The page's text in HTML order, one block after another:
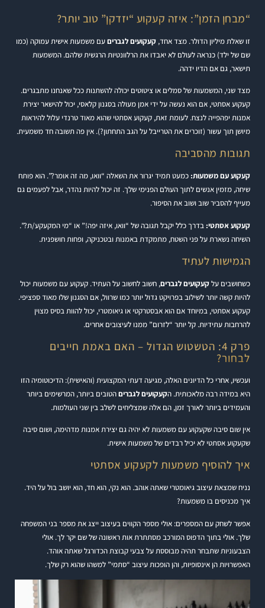
“מבחן הזמן”: איזה קעקוע “יזדקן” טוב יותר?
זו שאלת מיליון הדולר. מצד אחד, קעקועים לגבריםעם משמעות אישית עמוקה (כמו
שם של ילד) כנראה לעולם לא יאבדו את הרלוונטיות הרגשית שלהם. המשמעות
תישאר, גם אם הדיו ידהה.
מצד שני, המשמעות של סמלים או ציטוטים יכולה להשתנות ככל שאנחנו מתבגרים.
קעקוע אסתטי, אם הוא נעשה על ידי אמן מעולה בסגנון קלאסי, יכול להישאר יצירת
אמנות יפהפייה לנצח. לעומת זאת, קעקוע אסתטי שהוא מאוד טרנדי עלול להיראות
מיושן תוך עשור (זוכרים את הטרייבל על הגב התחתון?). אין פה תשובה חד משמעית.
תגובות מהסביבה
קעקוע עם משמעות: כמעט תמיד יגרור את השאלה “וואו, מה זה אומר?”. הוא פותח
שיחה, מזמין אנשים לתוך העולם הפנימי שלך. זה יכול להיות נהדר, אבל לפעמים גם
מעייף להסביר שוב ושוב את הסיפור.
קעקוע אסתטי: בדרך כלל יקבל תגובה של “וואו, איזה יפה!” או “מי המקעקע/ת?”.
השיחה נשארת על פני השטח, מתמקדת באמנות ובטכניקה, ופחות חושפנית.
הגמישות לעתיד
כשחושבים עלקעקועים לגברים, חשוב לחשוב על העתיד. קעקוע עם משמעות יכול
להיות קשה יותר לשילוב בפרויקט גדול יותר כמו שרוול, אם הסגנון שלו מאוד ספציפי.
קעקוע אסתטי, במיוחד אם הוא אבסטרקטי או גיאומטרי, יכול להוות בסיס מצוין
להרחבות עתידיות. קל יותר “לזרום” ממנו לעיצובים אחרים.
פרק 4: הטשטוש הגדול – האם באמת חייבים
לבחור?
ועכשיו, אחרי כל הדיונים האלה, מגיעה דעתי המקצועית (והאישית): הדיכוטומיה הזו
היא במידה רבה מלאכותית. הקעקועים לגבריםהטובים ביותר, המרשימים ביותר
והעמידים ביותר לאורך זמן, הם אלה שמצליחים לשלב בין שני העולמות.
אין שום סיבה שקעקוע עם משמעות לא יהיה גם יצירת אמנות מדהימה, ושום סיבה
שקעקוע אסתטי לא יכיל רבדים של משמעות אישית.
איך להוסיף משמעות לקעקוע אסתטי
נניח שמצאת עיצוב גיאומטרי שאתה אוהב. הוא נקי, הוא חד, הוא יושב בול על היד.
איך מכניסים בו משמעות?
אפשר לשחק עם המספרים: אולי מספר הקווים בעיצוב ייצג את מספר בני המשפחה
שלך. אולי בתוך הדפוס המורכב מסתתרת אות ראשונה של שם יקר לך. אולי
הצבעוניות שתבחר תהיה מבוססת על צבעי קבוצת הכדורגל שאתה אוהד.
האפשרויות הן אינסופיות, והן הופכות עיצוב “סתמי” למשהו שהוא רק שלך.